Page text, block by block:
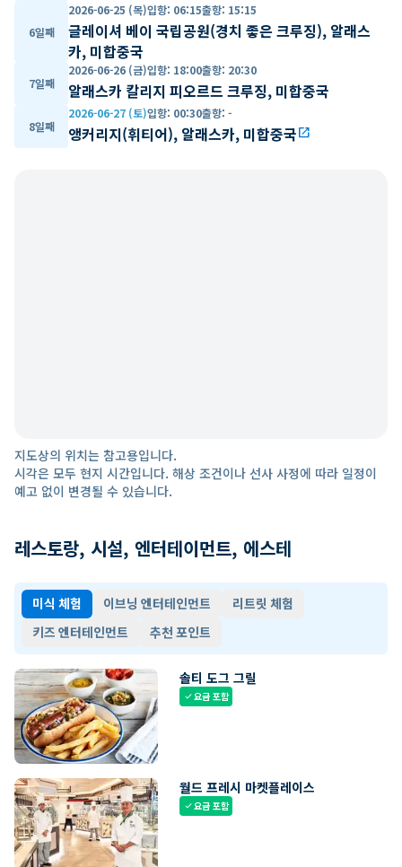
6일째
2026-06-25 (목)입항: 06:15출항: 15:15
글레이셔 베이 국립공원(경치 좋은 크루징), 알래스
카, 미합중국
7일째
2026-06-26 (금)입항: 18:00출항: 20:30
알래스카 칼리지 피오르드 크루징, 미합중국
8일째
2026-06-27 (토)입항: 00:30출항: -
앵커리지(휘티어), 알래스카, 미합중국open_in_new
지도상의 위치는 참고용입니다.
시각은 모두 현지 시간입니다. 해상 조건이나 선사 사정에 따라 일정이
예고 없이 변경될 수 있습니다.
레스토랑, 시설, 엔터테이먼트, 에스테
미식 체험 이브닝 엔터테인먼트
리트릿 체험
키즈 엔터테인먼트
추천 포인트
솔티 도그 그릴
check요금 포함
월드 프레시 마켓플레이스
check요금 포함